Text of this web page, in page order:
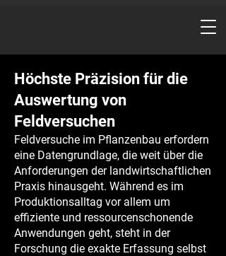
Höchste Präzision für die
Auswertung von
Feldversuchen
Feldversuche im Pflanzenbau erfordern
eine Datengrundlage, die weit über die
Anforderungen der landwirtschaftlichen
Praxis hinausgeht. Während es im
Produktionsalltag vor allem um
effiziente und ressourcenschonende
Anwendungen geht, steht in der
Forschung die exakte Erfassung selbst